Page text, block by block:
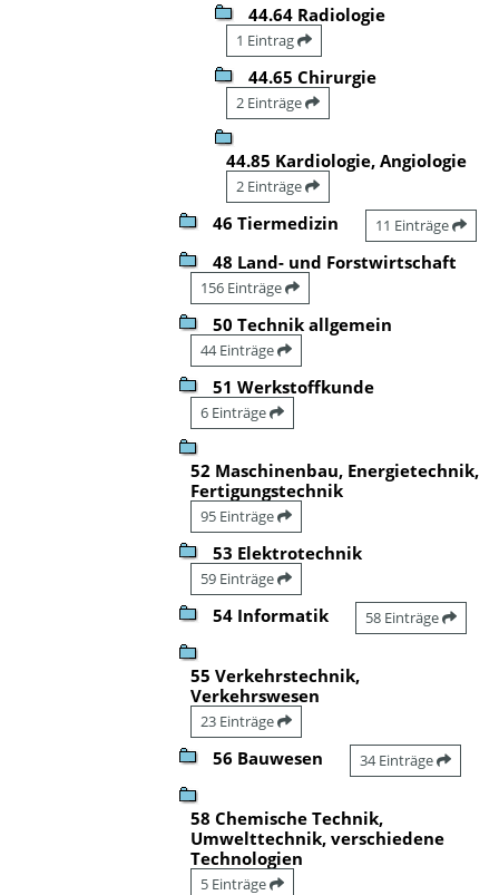
44.64 Radiologie
1 Eintrag
44.65 Chirurgie
2 Einträge
44.85 Kardiologie, Angiologie
2 Einträge
46 Tiermedizin 11 Einträge
48 Land- und Forstwirtschaft
156 Einträge
50 Technik allgemein
44 Einträge
51 Werkstoffkunde
6 Einträge
52 Maschinenbau, Energietechnik,
Fertigungstechnik
95 Einträge
53 Elektrotechnik
59 Einträge
54 Informatik 58 Einträge
55 Verkehrstechnik,
Verkehrswesen
23 Einträge
56 Bauwesen 34 Einträge
58 Chemische Technik,
Umwelttechnik, verschiedene
Technologien
5 Einträge